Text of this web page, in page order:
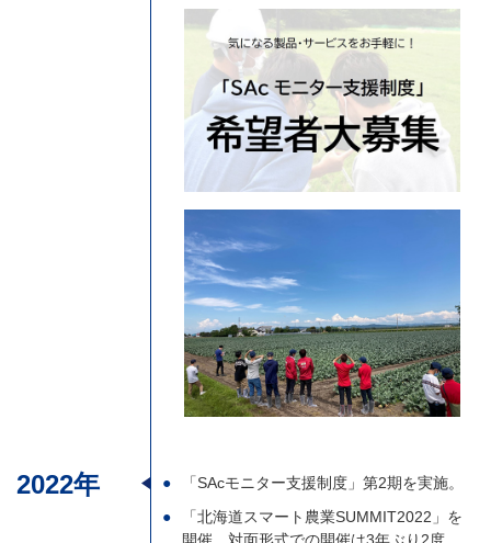
2022年
「SAcモニター支援制度」第2期を実施。
「北海道スマート農業SUMMIT2022」を